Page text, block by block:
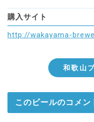
購入サイト
http://wakayama-
和歌山
このビールのコメン